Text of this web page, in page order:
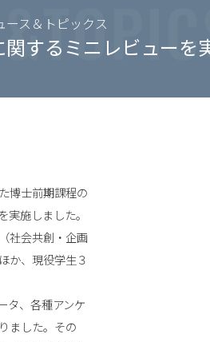
ース＆トピックス
するミニレビューを
博士前期課程の
施しました。
社会共創・企画
か、現役学生３
タ、各種アンケ
ました。その